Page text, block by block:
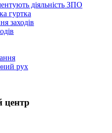
діяльність ЗПО
гуртка
заходів
рух
центр